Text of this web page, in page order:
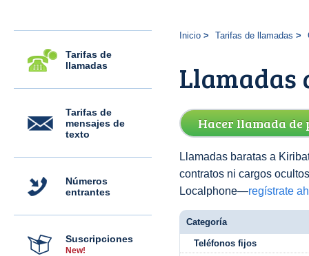
Tarifas de
llamadas
Tarifas de
mensajes de
texto
Números
entrantes
Suscripciones
New!
Inicio Tarifas de llamadas
Llamadas
Hacer llamada de
Llamadas baratas a
contratos ni cargos
Localphone—regístrate
Categoría
Teléfonos fijos